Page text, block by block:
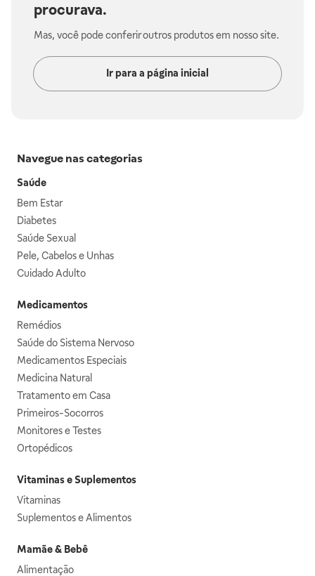
procurava.
Mas, você pode conferir outros produtos em nosso site.
Ir para a página inicial
Navegue nas categorias
Saúde
Bem Estar
Diabetes
Saúde Sexual
Pele, Cabelos e Unhas
Cuidado Adulto
Medicamentos
Remédios
Saúde do Sistema Nervoso
Medicamentos Especiais
Medicina Natural
Tratamento em Casa
Primeiros-Socorros
Monitores e Testes
Ortopédicos
Vitaminas e Suplementos
Vitaminas
Suplementos e Alimentos
Mamãe & Bebê
Alimentação